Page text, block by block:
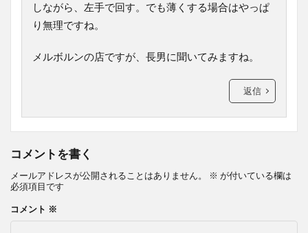
しながら、左手で回す。でも薄くする場合はやっぱ
り無理ですね。
メルボルンの店ですが、長男に聞いてみますね。
返信
コメントを書く
メールアドレスが公開されることはありません。 ※ が付いている欄は
必須項目です
コメント ※